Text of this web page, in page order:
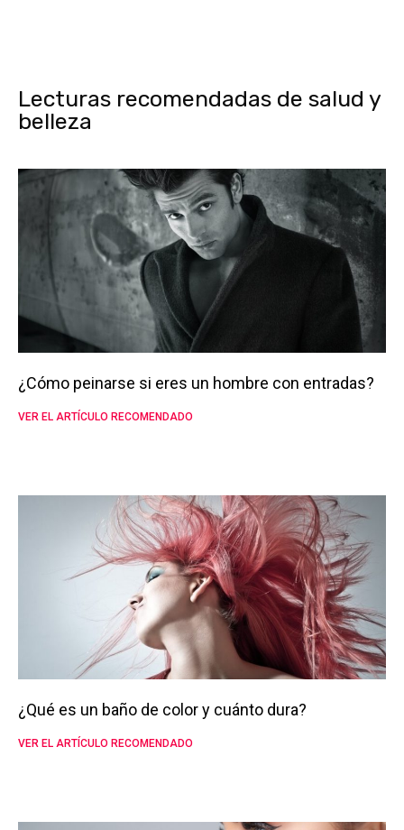
Lecturas recomendadas de salud y
belleza
¿Cómo peinarse si eres un hombre con entradas?
VER EL ARTÍCULO RECOMENDADO
¿Qué es un baño de color y cuánto dura?
VER EL ARTÍCULO RECOMENDADO